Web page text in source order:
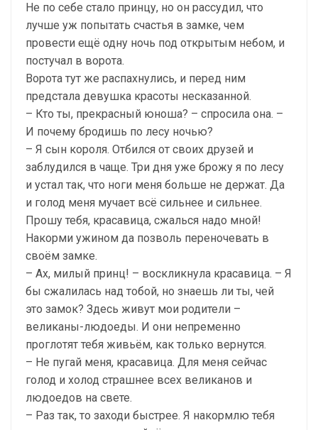
Не по себе стало принцу, но он рассудил, что
лучше уж попытать счастья в замке, чем
провести ещё одну ночь под открытым небом, и
постучал в ворота.
Ворота тут же распахнулись, и перед ним
предстала девушка красоты несказанной.
– Кто ты, прекрасный юноша? – спросила она. –
И почему бродишь по лесу ночью?
– Я сын короля. Отбился от своих друзей и
заблудился в чаще. Три дня уже брожу я по лесу
и устал так, что ноги меня больше не держат. Да
и голод меня мучает всё сильнее и сильнее.
Прошу тебя, красавица, сжалься надо мной!
Накорми ужином да позволь переночевать в
своём замке.
– Ах, милый принц! – воскликнула красавица. – Я
бы сжалилась над тобой, но знаешь ли ты, чей
это замок? Здесь живут мои родители –
великаны-людоеды. И они непременно
проглотят тебя живьём, как только вернутся.
– Не пугай меня, красавица. Для меня сейчас
голод и холод страшнее всех великанов и
людоедов на свете.
– Раз так, то заходи быстрее. Я накормлю тебя